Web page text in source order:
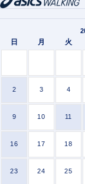
日 月 火
2 3 4
9 10 11
16 17 18
23 24 25